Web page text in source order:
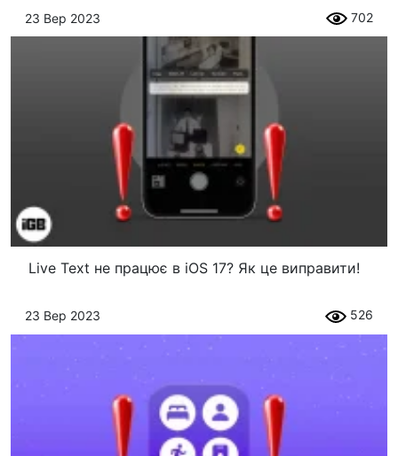
23 Вер 2023 702
Live Text не працює в iOS 17? Як це виправити!
23 Вер 2023 526